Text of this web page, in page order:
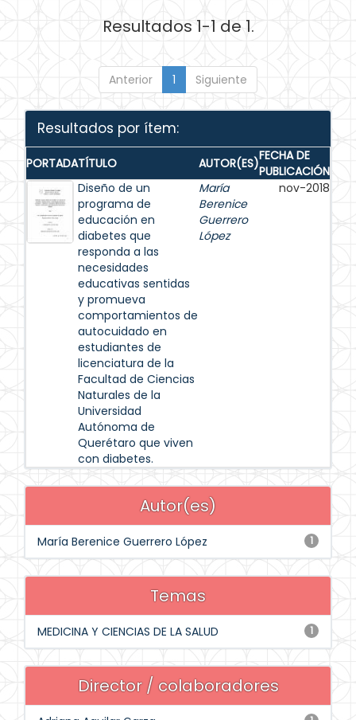
Resultados 1-1 de 1.
Anterior 1 Siguiente
Resultados por ítem:
PORTADATÍTULO AUTOR(ES)FECHA DE
PUBLICACIÓN
Diseño de un
programa de
educación en
diabetes que
responda a las
necesidades
educativas sentidas
y promueva
comportamientos de
autocuidado en
estudiantes de
licenciatura de la
Facultad de Ciencias
Naturales de la
Universidad
Autónoma de
Querétaro que viven
con diabetes.
María
Berenice
Guerrero
López
nov-2018
Autor(es)
1
María Berenice Guerrero López
Temas
1
MEDICINA Y CIENCIAS DE LA SALUD
Director / colaboradores